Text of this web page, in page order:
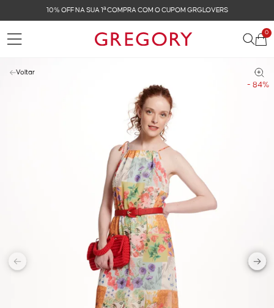
10% OFF NA SUA 1ª COMPRA COM O CUPOM GRGLOVERS
0
- 84%
Voltar